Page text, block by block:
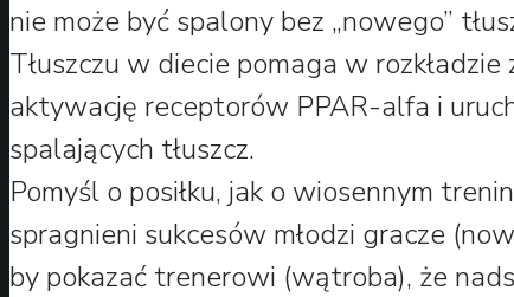
nie może być spalony bez „nowego”
Tłuszczu w diecie pomaga w
aktywację receptorów PPAR-alfa i
spalających tłuszcz.
Pomyśl o posiłku, jak o wiosennym
spragnieni sukcesów młodzi gracze
by pokazać trenerowi (wątroba), że